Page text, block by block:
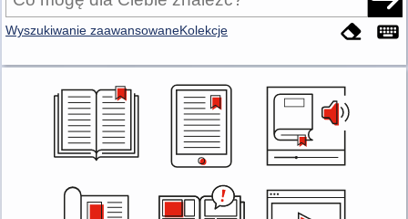
Wyszukiwanie zaawansowaneKolekcje